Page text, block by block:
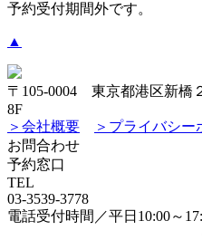
予約受付期間外です。
▲
〒105-0004 東京都港区新橋
8F
＞会社概要
＞プライバシー
お問合わせ
予約窓口
TEL
03-3539-3778
電話受付時間／平日10:00～